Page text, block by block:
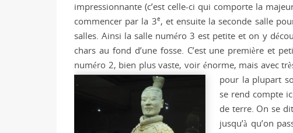
impressionnante (c’est celle-ci qui comporte la
commencer par la 3e, et ensuite la seconde salle
salles. Ainsi la salle numéro 3 est petite et on y
chars au fond d’une fosse. C’est une première et
numéro 2, bien plus vaste, voir énorme, mais avec
pour la plupart
se rend compte
de terre. On se
jusqu’à qu’on